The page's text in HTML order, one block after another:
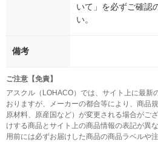
いて」を必ずご確認
い。
備考
ご注意【免責】
アスクル（LOHACO）では、サイト上に最新
おりますが、メーカーの都合等により、商品
原材料、原産国など）が変更される場合がご
けする商品とサイト上の商品情報の表記が異
用前には必ずお届けした商品の商品ラベルや